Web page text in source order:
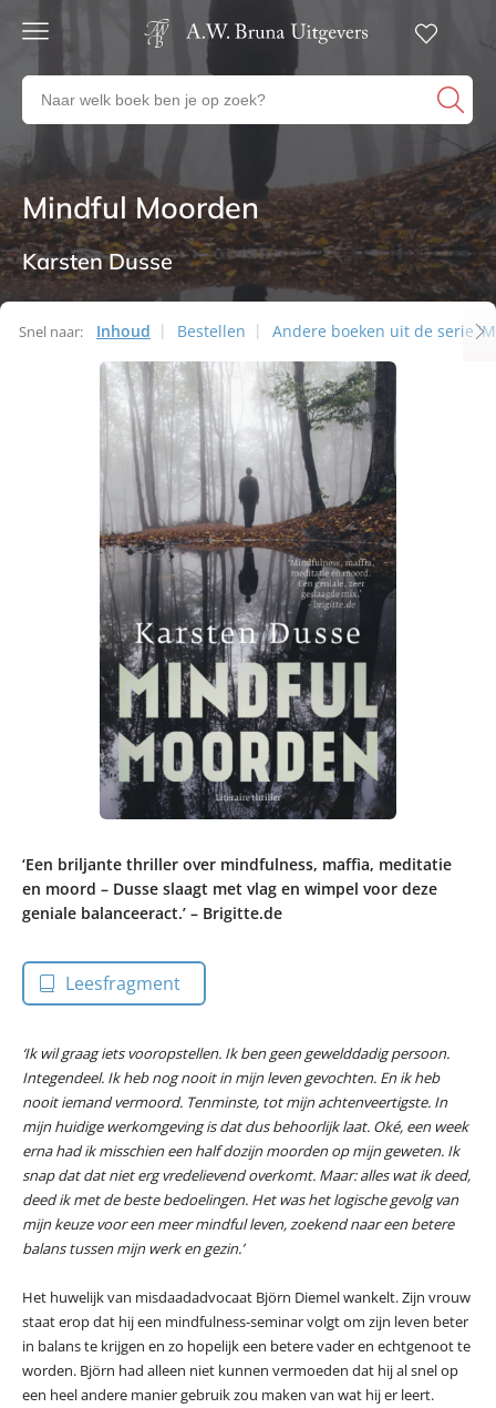
Gratis
23:00
volgende
werkdag
in huis
Veilig
betalen
Gratis
retourneren
Zoeken
naar
auteurs
uitgevers
Thrillers
Mindful Moorden
Karsten Dusse
Snel naar: Inhoud Bestellen Andere boeken uit de serie
‘Een briljante thriller over mindfulness, maffia, meditatie
en moord – Dusse slaagt met vlag en wimpel voor deze
geniale balanceeract.’ – Brigitte.de
Leesfragment
‘Ik wil graag iets vooropstellen. Ik ben geen gewelddadig persoon.
Integendeel. Ik heb nog nooit in mijn leven gevochten. En ik heb
nooit iemand vermoord. Tenminste, tot mijn achtenveertigste. In
mijn huidige werkomgeving is dat dus behoorlijk laat. Oké, een week
erna had ik misschien een half dozijn moorden op mijn geweten. Ik
snap dat dat niet erg vredelievend overkomt. Maar: alles wat ik deed,
deed ik met de beste bedoelingen. Het was het logische gevolg van
mijn keuze voor een meer mindful leven, zoekend naar een betere
balans tussen mijn werk en gezin.’
Het huwelijk van misdaadadvocaat Björn Diemel wankelt. Zijn vrouw
staat erop dat hij een mindfulness-seminar volgt om zijn leven beter
in balans te krijgen en zo hopelijk een betere vader en echtgenoot te
worden. Björn had alleen niet kunnen vermoeden dat hij al snel op
een heel andere manier gebruik zou maken van wat hij er leert.